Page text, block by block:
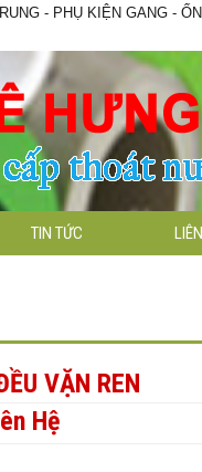
- PHỤ KIỆN GANG -
TIN TỨC
VẶN REN
Hệ